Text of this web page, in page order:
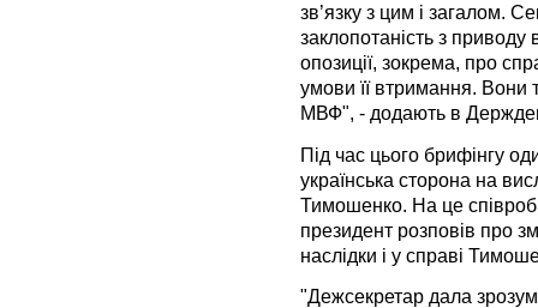
зв’язку з цим і загалом.
заклопотаність з приводу
опозиції, зокрема, про
умови її втримання. Вони
МВФ", - додають в
Під час цього брифінгу
українська сторона на
Тимошенко. На це
президент розповів про
наслідки і у справі
"Дежсекретар дала